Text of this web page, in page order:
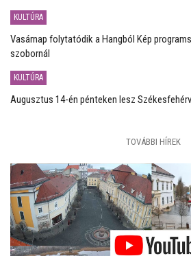
KULTÚRA
Vasárnap folytatódik a Hangból Kép
szobornál
KULTÚRA
Augusztus 14-én pénteken lesz
TOVÁBBI HÍREK